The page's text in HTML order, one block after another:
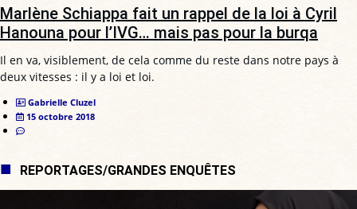
Marlène Schiappa fait un rappel de la loi à Cyril
Hanouna pour l’IVG… mais pas pour la burqa
Il en va, visiblement, de cela comme du reste dans notre pays à
deux vitesses : il y a loi et loi.
Gabrielle Cluzel
15 octobre 2018
REPORTAGES/GRANDES ENQUÊTES